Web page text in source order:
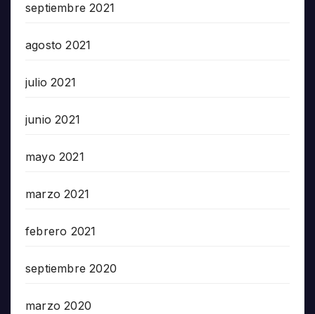
septiembre 2021
agosto 2021
julio 2021
junio 2021
mayo 2021
marzo 2021
febrero 2021
septiembre 2020
marzo 2020